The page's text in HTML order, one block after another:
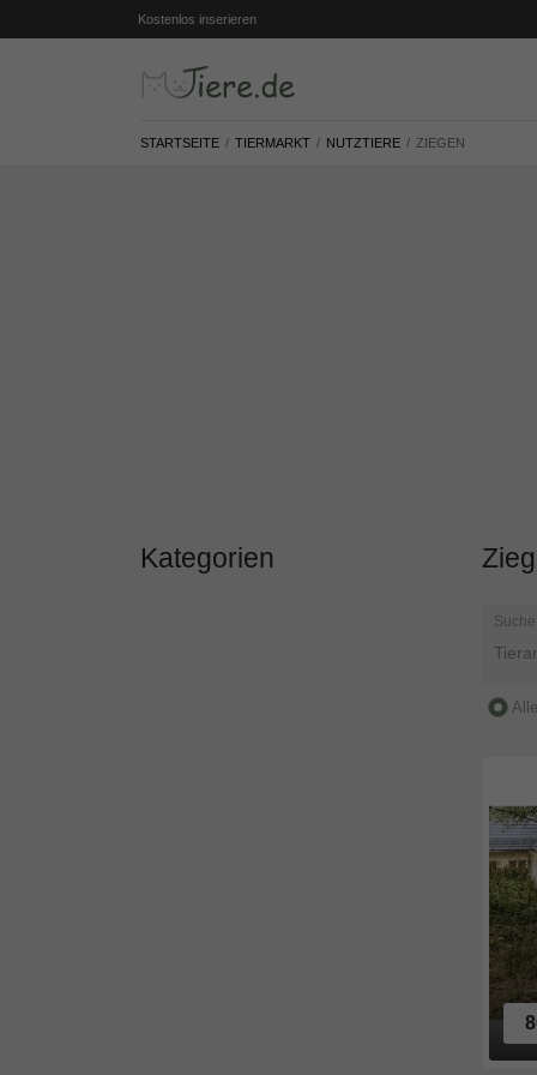
Kostenlos inserieren
STARTSEITE TIERMARKT NUTZTIERE ZIEGEN
Kategorien